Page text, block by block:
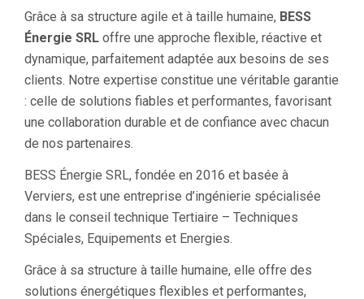
Grâce à sa structure agile et à taille humaine, BESS
Énergie SRL offre une approche flexible, réactive et
dynamique, parfaitement adaptée aux besoins de ses
clients. Notre expertise constitue une véritable garantie
: celle de solutions fiables et performantes, favorisant
une collaboration durable et de confiance avec chacun
de nos partenaires.
BESS Énergie SRL, fondée en 2016 et basée à
Verviers, est une entreprise d’ingénierie spécialisée
dans le conseil technique Tertiaire – Techniques
Spéciales, Equipements et Energies.
Grâce à sa structure à taille humaine, elle offre des
solutions énergétiques flexibles et performantes,